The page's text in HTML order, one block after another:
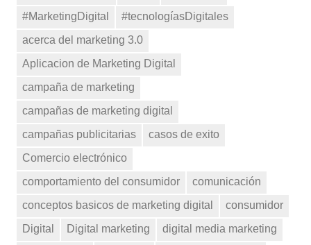
#MarketingDigital
#tecnologíasDigitales
acerca del marketing 3.0
Aplicacion de Marketing Digital
campaña de marketing
campañas de marketing digital
campañas publicitarias
casos de exito
Comercio electrónico
comportamiento del consumidor
comunicación
conceptos basicos de marketing digital
consumidor
Digital
Digital marketing
digital media marketing